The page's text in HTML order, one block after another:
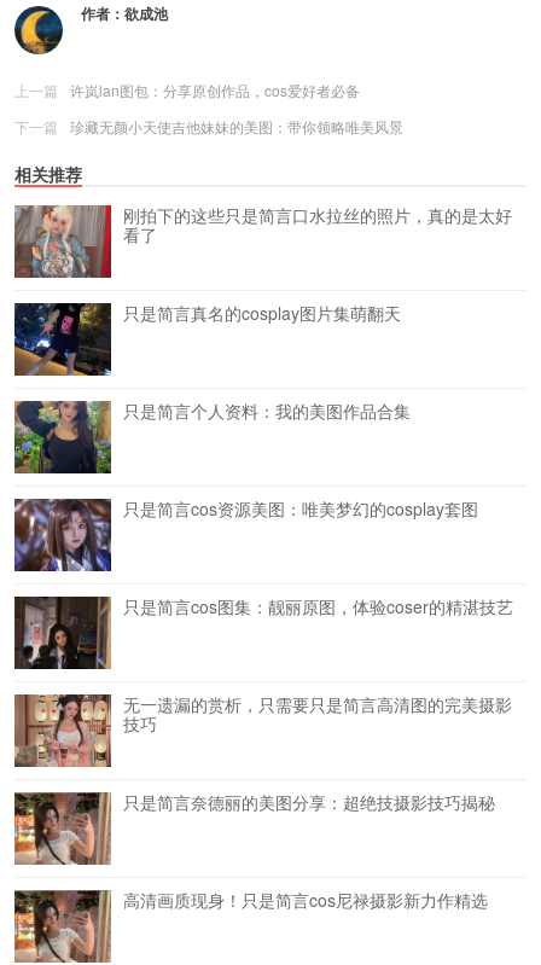
作者： 欲成池
上一篇
许岚lan图包：分享原创作品，cos爱好者必备
下一篇
珍藏无颜小天使吉他妹妹的美图：带你领略唯美风景
相关推荐
刚拍下的这些只是简言口水拉丝的照片，真的是太好
看了
只是简言真名的cosplay图片集萌翻天
只是简言个人资料：我的美图作品合集
只是简言cos资源美图：唯美梦幻的cosplay套图
只是简言cos图集：靓丽原图，体验coser的精湛技艺
无一遗漏的赏析，只需要只是简言高清图的完美摄影
技巧
只是简言奈德丽的美图分享：超绝技摄影技巧揭秘
高清画质现身！只是简言cos尼禄摄影新力作精选